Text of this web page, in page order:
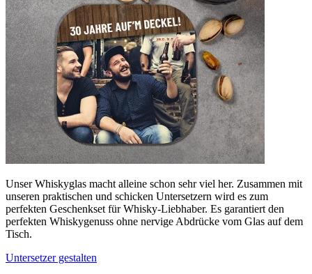
Unser Whiskyglas macht alleine schon sehr viel her. Zusammen mit
unseren praktischen und schicken Untersetzern wird es zum
perfekten Geschenkset für Whisky-Liebhaber. Es garantiert den
perfekten Whiskygenuss ohne nervige Abdrücke vom Glas auf dem
Tisch.
Untersetzer gestalten